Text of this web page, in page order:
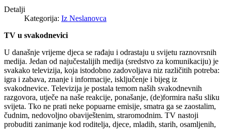
Detalji
Kategorija: Iz Neslanovca
TV u svakodnevici
U današnje vrijeme djeca se rađaju i odrastaju u svijetu raznovrsnih
medija. Jedan od najučestalijih medija (sredstvo za komunikaciju) je
svakako televizija, koja istodobno zadovoljava niz različitih potreba:
igra i zabava, znanje i informacije, isključenje i bijeg iz
svakodnevice. Televizija je postala temom naših svakodnevnih
razgovora, utječe na naše reakcije, ponašanje, (de)formira našu sliku
svijeta. Tko ne prati neke popuarne emisije, smatra ga se zaostalim,
čudnim, nedovoljno obaviještenim, straromodnim. TV nastoji
probuditi zanimanje kod roditelja, djece, mladih, starih, osamljenih,